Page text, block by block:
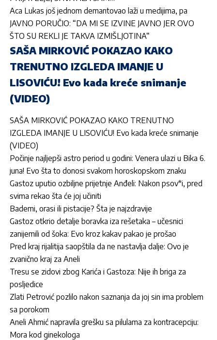
Aca Lukas još jednom demantovao laži u medijima, pa
JAVNO PORUČIO: “DA MI SE IZVINE JAVNO JER OVO
ŠTO SU REKLI JE TAKVA IZMIŠLJOTINA“
SAŠA MIRKOVIĆ POKAZAO KAKO
TRENUTNO IZGLEDA IMANJE U
LISOVIĆU! Evo kada kreće snimanje
(VIDEO)
SAŠA MIRKOVIĆ POKAZAO KAKO TRENUTNO
IZGLEDA IMANJE U LISOVIĆU! Evo kada kreće snimanje
(VIDEO)
Počinje najljepši astro period u godini: Venera ulazi u Bika 6.
juna! Evo šta to donosi svakom horoskopskom znaku
Gastoz uputio ozbiljne prijetnje Anđeli: Nakon psov*i, pred
svima rekao šta će joj učiniti
Bademi, orasi ili pistacije? Šta je najzdravije
Gastoz otkrio detalje boravka iza rešetaka – učesnici
zanijemili od šoka: Evo kroz kakav pakao je prošao
Pred kraj rijalitija saopštila da ne nastavlja dalje: Ovo je
zvanično kraj za Aneli
Tresu se zidovi zbog Karića i Gastoza: Nije ih briga za
posljedice
Zlati Petrović pozlilo nakon saznanja da joj sin ima problem
sa porokom
Aneli Ahmić napravila grešku sa pilulama za kontracepciju:
Mora kod ginekologa